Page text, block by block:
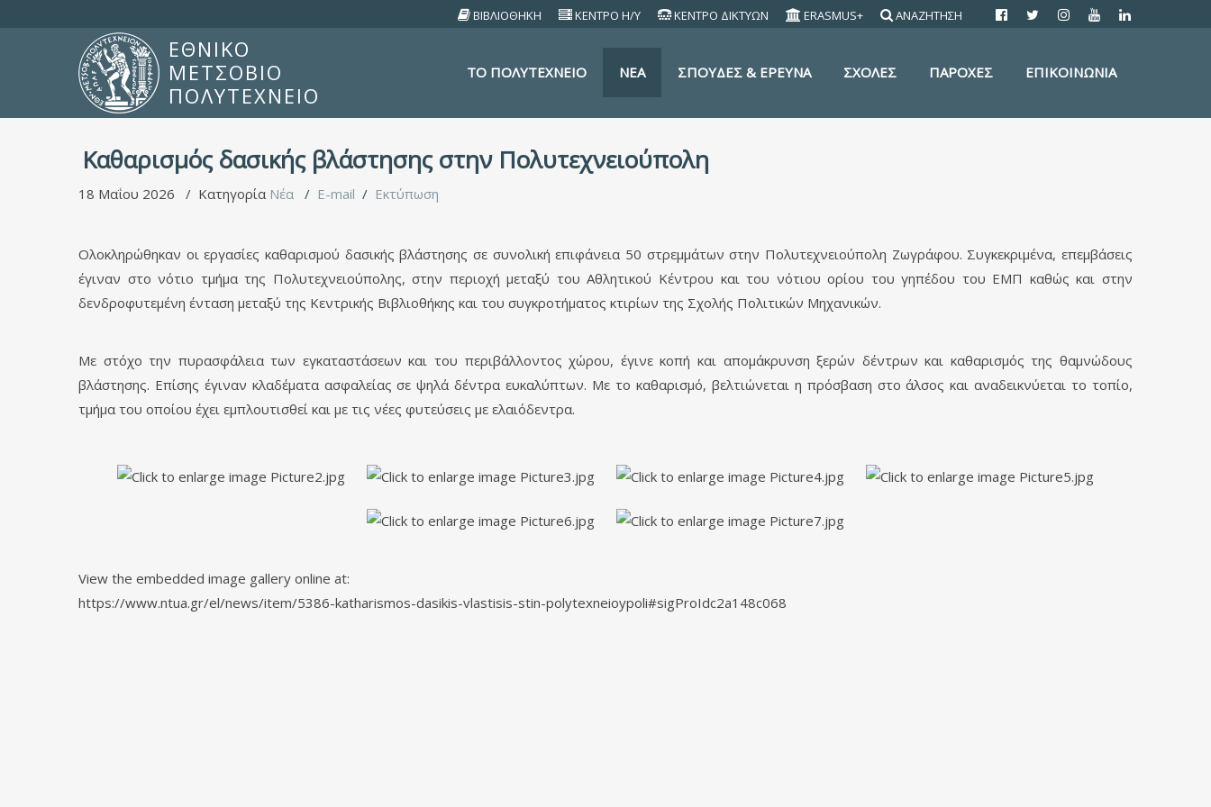
ΒΙΒΛΙΟΘΗΚΗ ΚΕΝΤΡΟ Η/Υ ΚΕΝΤΡΟ ΔΙΚΤΥΩΝ ERASMUS+ ΑΝΑΖΗΤΗΣΗ
ΕΘΝΙΚΟ
ΜΕΤΣΟΒΙΟ
ΠΟΛΥΤΕΧΝΕΙΟ
TO ΠΟΛΥΤΕΧΝΕΙΟ ΝΕΑ ΣΠΟΥΔΕΣ & ΕΡΕΥΝΑ ΣΧΟΛΕΣ ΠΑΡΟΧΕΣ ΕΠΙΚΟΙΝΩΝΙΑ
Καθαρισμός δασικής βλάστησης στην Πολυτεχνειούπολη
18 Μαΐου 2026 Κατηγορία Νέα E-mail Εκτύπωση
Ολοκληρώθηκαν οι εργασίες καθαρισμού δασικής βλάστησης σε συνολική επιφάνεια 50 στρεμμάτων στην Πολυτεχνειούπολη Ζωγράφου. Συγκεκριμένα, επεμβάσεις
έγιναν στο νότιο τμήμα της Πολυτεχνειούπολης, στην περιοχή μεταξύ του Αθλητικού Κέντρου και του νότιου ορίου του γηπέδου του ΕΜΠ καθώς και στην
δενδροφυτεμένη ένταση μεταξύ της Κεντρικής Βιβλιοθήκης και του συγκροτήματος κτιρίων της Σχολής Πολιτικών Μηχανικών.
Με στόχο την πυρασφάλεια των εγκαταστάσεων και του περιβάλλοντος χώρου, έγινε κοπή και απομάκρυνση ξερών δέντρων και καθαρισμός της θαμνώδους
βλάστησης. Επίσης έγιναν κλαδέματα ασφαλείας σε ψηλά δέντρα ευκαλύπτων. Με το καθαρισμό, βελτιώνεται η πρόσβαση στο άλσος και αναδεικνύεται το τοπίο,
τμήμα του οποίου έχει εμπλουτισθεί και με τις νέες φυτεύσεις με ελαιόδεντρα.
View the embedded image gallery online at:
https://www.ntua.gr/el/news/item/5386-katharismos-dasikis-vlastisis-stin-polytexneioypoli#sigProIdc2a148c068